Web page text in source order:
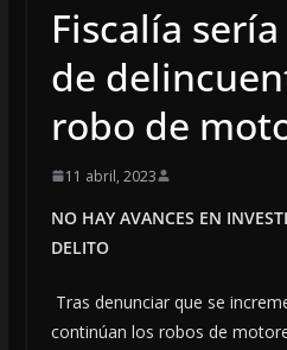
Fiscalía
de
robo de
11 abril, 2023
NO HAY AVANCES EN
DELITO
Tras denunciar que se
continúan los robos de